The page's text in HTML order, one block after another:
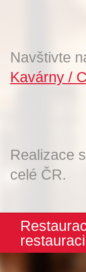
Navštivte
Kavárny /
Realizace
celé ČR.
restauraci